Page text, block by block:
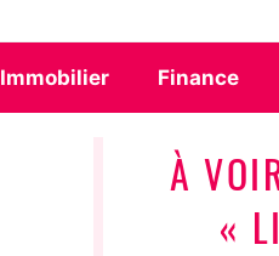
Immobilier Finance
À
«